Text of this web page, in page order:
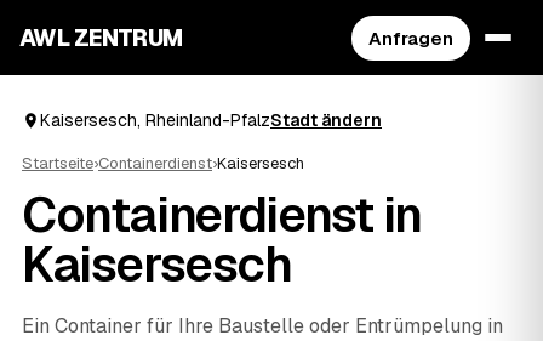
AWL ZENTRUM Anfragen
Kaisersesch, Rheinland-PfalzStadt ändern
Startseite›Containerdienst›Kaisersesch
Containerdienst in
Kaisersesch
Ein Container für Ihre Baustelle oder Entrümpelung in